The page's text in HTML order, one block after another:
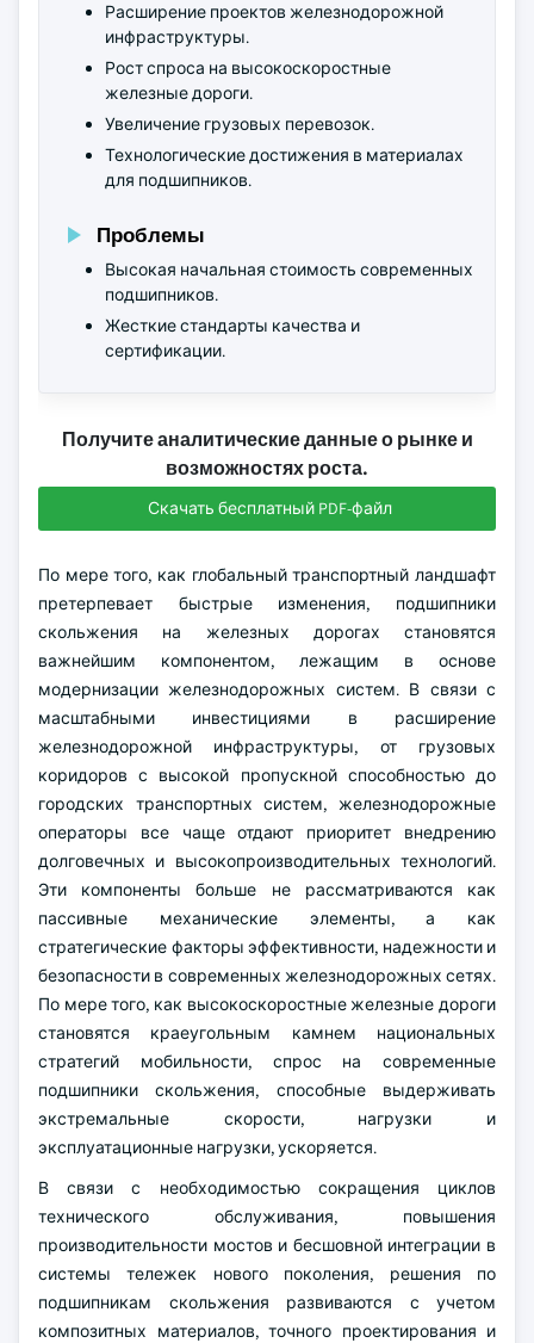
Расширение проектов железнодорожной
инфраструктуры.
Рост спроса на высокоскоростные
железные дороги.
Увеличение грузовых перевозок.
Технологические достижения в материалах
для подшипников.
Проблемы
Высокая начальная стоимость современных
подшипников.
Жесткие стандарты качества и
сертификации.
Получите аналитические данные о рынке и
возможностях роста.
Скачать бесплатный PDF-файл
По мере того, как глобальный транспортный ландшафт
претерпевает быстрые изменения, подшипники
скольжения на железных дорогах становятся
важнейшим компонентом, лежащим в основе
модернизации железнодорожных систем. В связи с
масштабными инвестициями в расширение
железнодорожной инфраструктуры, от грузовых
коридоров с высокой пропускной способностью до
городских транспортных систем, железнодорожные
операторы все чаще отдают приоритет внедрению
долговечных и высокопроизводительных технологий.
Эти компоненты больше не рассматриваются как
пассивные механические элементы, а как
стратегические факторы эффективности, надежности и
безопасности в современных железнодорожных сетях.
По мере того, как высокоскоростные железные дороги
становятся краеугольным камнем национальных
стратегий мобильности, спрос на современные
подшипники скольжения, способные выдерживать
экстремальные скорости, нагрузки и
эксплуатационные нагрузки, ускоряется.
В связи с необходимостью сокращения циклов
технического обслуживания, повышения
производительности мостов и бесшовной интеграции в
системы тележек нового поколения, решения по
подшипникам скольжения развиваются с учетом
композитных материалов, точного проектирования и